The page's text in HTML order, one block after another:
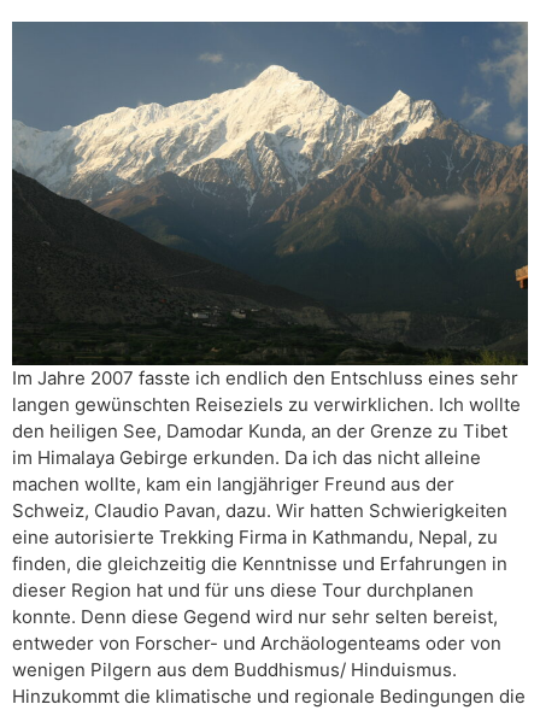
Im Jahre 2007 fasste ich endlich den Entschluss eines sehr
langen gewünschten Reiseziels zu verwirklichen. Ich wollte
den heiligen See, Damodar Kunda, an der Grenze zu Tibet
im Himalaya Gebirge erkunden. Da ich das nicht alleine
machen wollte, kam ein langjähriger Freund aus der
Schweiz, Claudio Pavan, dazu. Wir hatten Schwierigkeiten
eine autorisierte Trekking Firma in Kathmandu, Nepal, zu
finden, die gleichzeitig die Kenntnisse und Erfahrungen in
dieser Region hat und für uns diese Tour durchplanen
konnte. Denn diese Gegend wird nur sehr selten bereist,
entweder von Forscher- und Archäologenteams oder von
wenigen Pilgern aus dem Buddhismus/ Hinduismus.
Hinzukommt die klimatische und regionale Bedingungen die